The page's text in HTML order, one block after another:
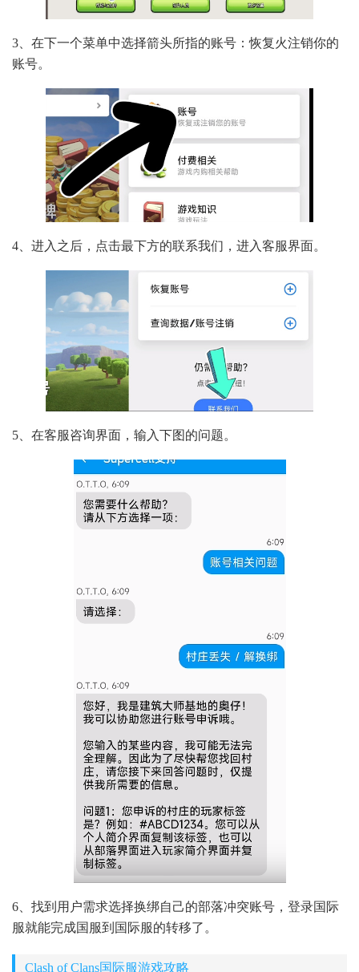
3、在下一个菜单中选择箭头所指的账号：恢复火注销你的
账号。
4、进入之后，点击最下方的联系我们，进入客服界面。
5、在客服咨询界面，输入下图的问题。
6、找到用户需求选择换绑自己的部落冲突账号，登录国际
服就能完成国服到国际服的转移了。
Clash of Clans国际服游戏攻略